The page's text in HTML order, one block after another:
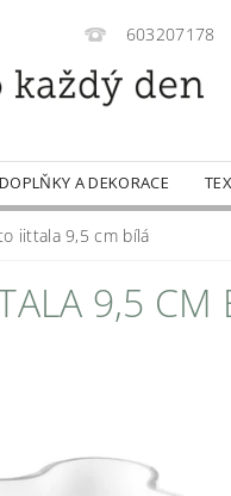
603207178
DOPLŇKY A DEKORACE
iittala 9,5 cm bílá
9,5 CM